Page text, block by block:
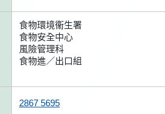
食物環境衞生署
食物安全中心
風險管理科
食物進／出口組
2867 5695